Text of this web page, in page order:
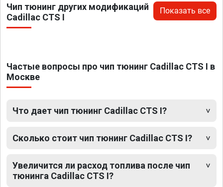
Чип тюнинг других модификаций
Cadillac CTS I
Показать все
Частые вопросы про чип тюнинг Cadillac CTS I в
Москве
Что дает чип тюнинг Cadillac CTS I?
Сколько стоит чип тюнинг Cadillac CTS I?
Увеличится ли расход топлива после чип
тюнинга Cadillac CTS I?